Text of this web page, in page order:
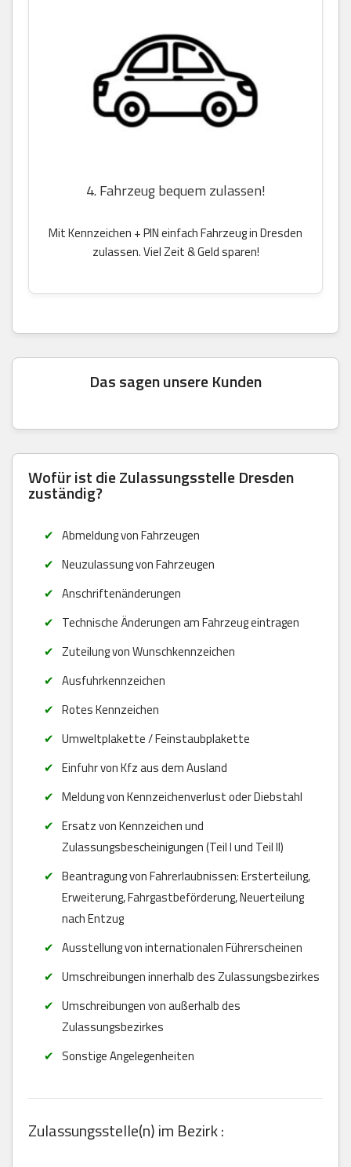
4. Fahrzeug bequem zulassen!
Mit Kennzeichen + PIN einfach Fahrzeug in Dresden
zulassen. Viel Zeit & Geld sparen!
Das sagen unsere Kunden
Wofür ist die Zulassungsstelle Dresden
zuständig?
Abmeldung von Fahrzeugen
Neuzulassung von Fahrzeugen
Anschriftenänderungen
Technische Änderungen am Fahrzeug eintragen
Zuteilung von Wunschkennzeichen
Ausfuhrkennzeichen
Rotes Kennzeichen
Umweltplakette / Feinstaubplakette
Einfuhr von Kfz aus dem Ausland
Meldung von Kennzeichenverlust oder Diebstahl
Ersatz von Kennzeichen und
Zulassungsbescheinigungen (Teil I und Teil II)
Beantragung von Fahrerlaubnissen: Ersterteilung,
Erweiterung, Fahrgastbeförderung, Neuerteilung
nach Entzug
Ausstellung von internationalen Führerscheinen
Umschreibungen innerhalb des Zulassungsbezirkes
Umschreibungen von außerhalb des
Zulassungsbezirkes
Sonstige Angelegenheiten
Zulassungsstelle(n) im Bezirk :